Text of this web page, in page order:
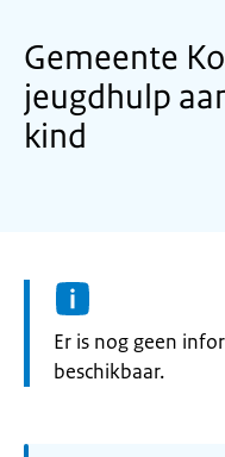
Gemeente
jeugdhulp
kind
Informatie:
Er is nog geen
beschikbaar.